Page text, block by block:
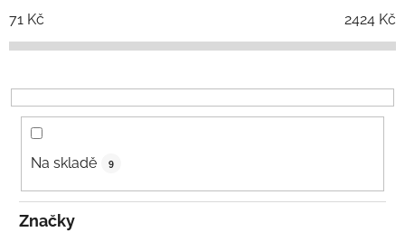
í
p
o
d
ů
71 Kč 2424 Kč
Na skladě 9
Značky